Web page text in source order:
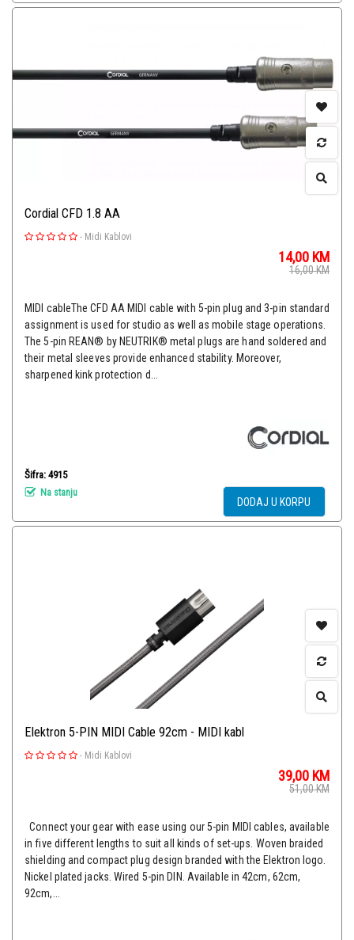
Cordial CFD 1.8 AA
- Midi Kablovi
14,00 KM
16,00KM
MIDI cableThe CFD AA MIDI cable with 5-pin plug and 3-pin standard
assignment is used for studio as well as mobile stage operations.
The 5-pin REAN® by NEUTRIK® metal plugs are hand soldered and
their metal sleeves provide enhanced stability. Moreover,
sharpened kink protection d...
Šifra: 4915
Na stanju
DODAJ U KORPU
Elektron 5-PIN MIDI Cable 92cm - MIDI kabl
- Midi Kablovi
39,00 KM
51,00KM
Connect your gear with ease using our 5-pin MIDI cables, available
in five different lengths to suit all kinds of set-ups. Woven braided
shielding and compact plug design branded with the Elektron logo.
Nickel plated jacks. Wired 5-pin DIN. Available in 42cm, 62cm,
92cm,...